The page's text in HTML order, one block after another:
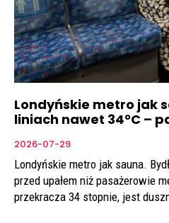
Londyńskie metro jak
liniach nawet 34°C –
2026-07-29
Londyńskie metro jak sauna.
przed upałem niż pasażerowie
przekracza 34 stopnie, jest